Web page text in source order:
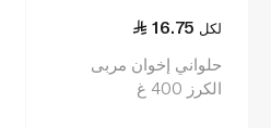
16.75 لكل
حلواني إخوان مربى
الكرز 400 غ